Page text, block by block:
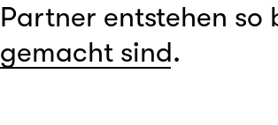
Partner entstehen so
gemacht sind.